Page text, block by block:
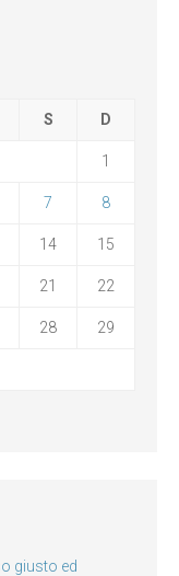
S D
1
7 8
14 15
21 22
28 29
giusto ed